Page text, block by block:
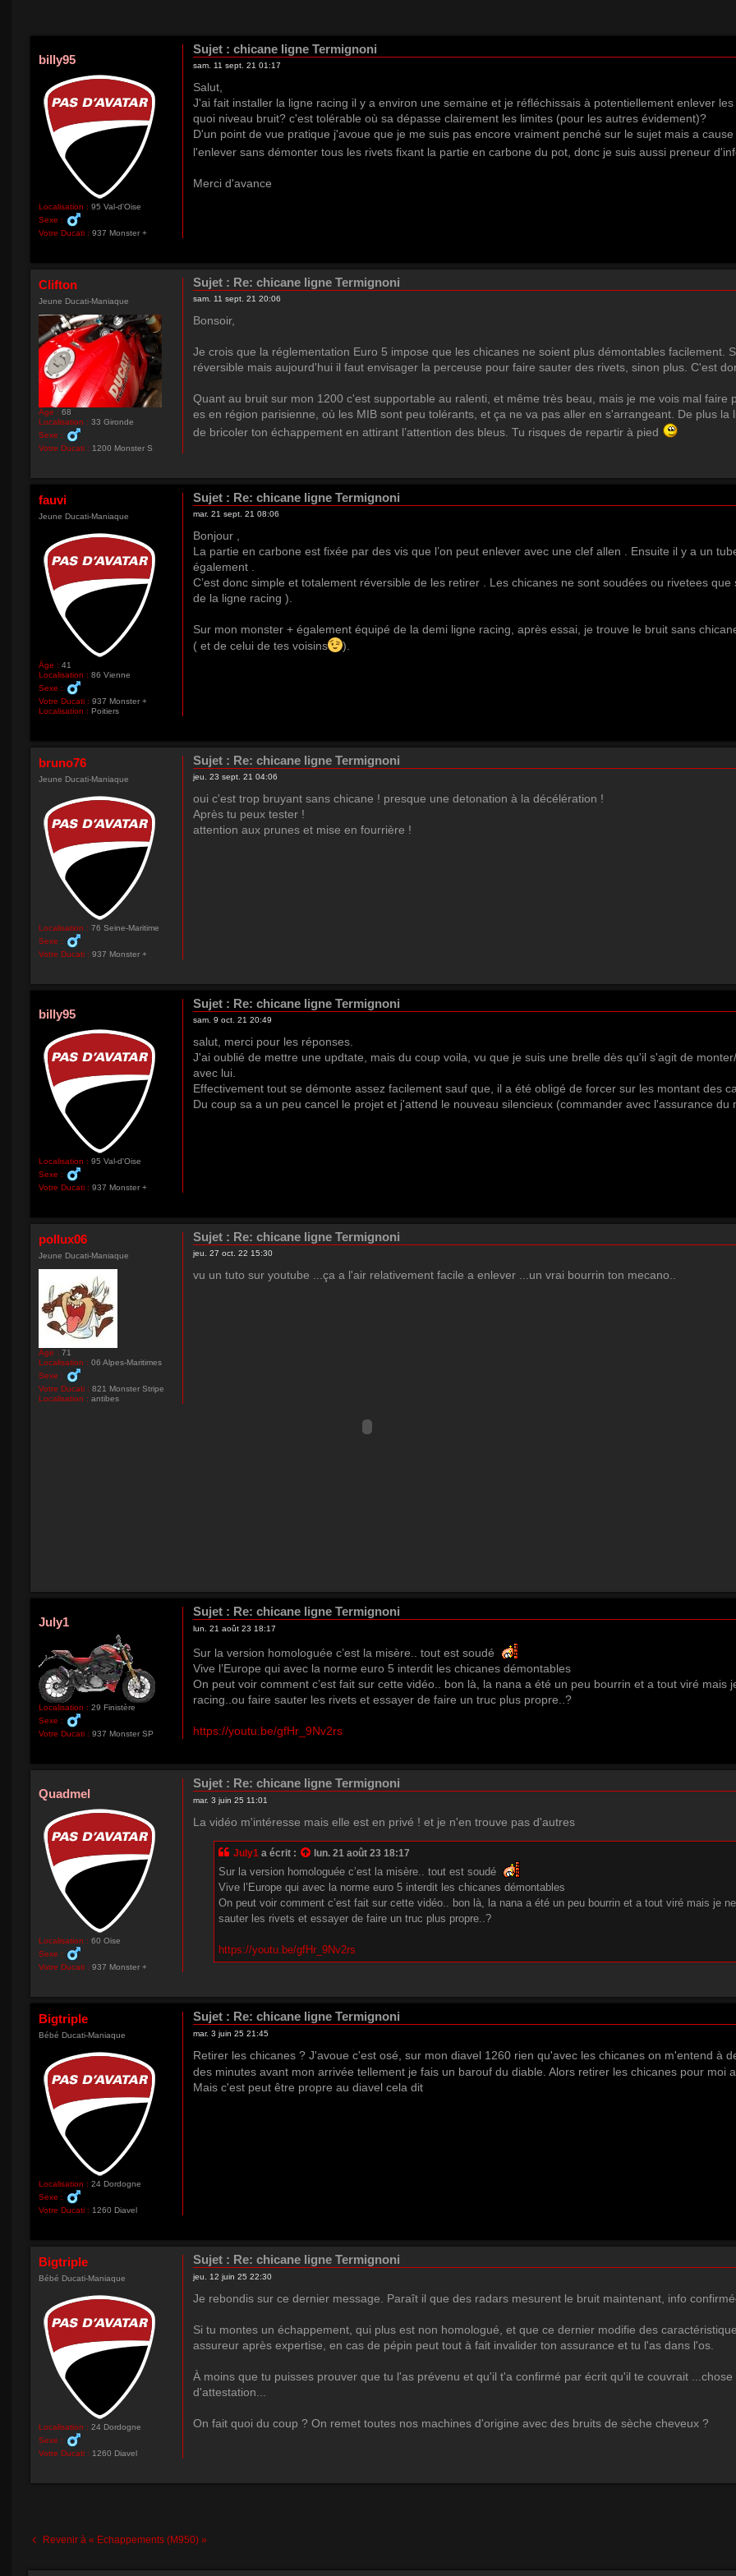
billy95
Localisation : 95 Val-d'Oise
Sexe :
Votre Ducati : 937 Monster +
Sujet : chicane ligne Termignoni
sam. 11 sept. 21 01:17
Salut,
J'ai fait installer la ligne racing il y a environ une semaine et je réfléchissais à potentiellement enlever
quoi niveau bruit? c'est tolérable où sa dépasse clairement les limites (pour les autres évidement)?
D'un point de vue pratique j'avoue que je me suis pas encore vraiment penché sur le sujet mais a
l'enlever sans démonter tous les rivets fixant la partie en carbone du pot, donc je suis aussi preneur
Merci d'avance
Clifton
Jeune Ducati-Maniaque
Âge : 68
Localisation : 33 Gironde
Sexe :
Votre Ducati : 1200 Monster S
Sujet : Re: chicane ligne Termignoni
sam. 11 sept. 21 20:06
Bonsoir,
Je crois que la réglementation Euro 5 impose que les chicanes ne soient plus démontables facilement.
réversible mais aujourd'hui il faut envisager la perceuse pour faire sauter des rivets, sinon plus. C'est
Quant au bruit sur mon 1200 c'est supportable au ralenti, et même très beau, mais je me vois mal
es en région parisienne, où les MIB sont peu tolérants, et ça ne va pas aller en s'arrangeant. De plus
de bricoler ton échappement en attirant l’attention des bleus. Tu risques de repartir à pied
fauvi
Jeune Ducati-Maniaque
Âge : 41
Localisation : 86 Vienne
Sexe :
Votre Ducati : 937 Monster +
Localisation : Poitiers
Sujet : Re: chicane ligne Termignoni
mar. 21 sept. 21 08:06
Bonjour ,
La partie en carbone est fixée par des vis que l’on peut enlever avec une clef allen . Ensuite il y a un
également .
C’est donc simple et totalement réversible de les retirer . Les chicanes ne sont soudées ou rivetees
de la ligne racing ).
Sur mon monster + également équipé de la demi ligne racing, après essai, je trouve le bruit sans
( et de celui de tes voisins
).
bruno76
Jeune Ducati-Maniaque
Localisation : 76 Seine-Maritime
Sexe :
Votre Ducati : 937 Monster +
Sujet : Re: chicane ligne Termignoni
jeu. 23 sept. 21 04:06
oui c'est trop bruyant sans chicane ! presque une detonation à la décélération !
Après tu peux tester !
attention aux prunes et mise en fourrière !
billy95
Localisation : 95 Val-d'Oise
Sexe :
Votre Ducati : 937 Monster +
Sujet : Re: chicane ligne Termignoni
sam. 9 oct. 21 20:49
salut, merci pour les réponses.
J'ai oublié de mettre une updtate, mais du coup voila, vu que je suis une brelle dès qu'il s'agit de
avec lui.
Effectivement tout se démonte assez facilement sauf que, il a été obligé de forcer sur les montant des
Du coup sa a un peu cancel le projet et j'attend le nouveau silencieux (commander avec l'assurance
pollux06
Jeune Ducati-Maniaque
Âge : 71
Localisation : 06 Alpes-Maritimes
Sexe :
Votre Ducati : 821 Monster Stripe
Localisation : antibes
Sujet : Re: chicane ligne Termignoni
jeu. 27 oct. 22 15:30
vu un tuto sur youtube ...ça a l'air relativement facile a enlever ...un vrai bourrin ton mecano..
July1
Localisation : 29 Finistère
Sexe :
Votre Ducati : 937 Monster SP
Sujet : Re: chicane ligne Termignoni
lun. 21 août 23 18:17
Sur la version homologuée c’est la misère.. tout est soudé
Vive l’Europe qui avec la norme euro 5 interdit les chicanes démontables
On peut voir comment c’est fait sur cette vidéo.. bon là, la nana a été un peu bourrin et a tout viré
racing..ou faire sauter les rivets et essayer de faire un truc plus propre..?
https://youtu.be/gfHr_9Nv2rs
Quadmel
Localisation : 60 Oise
Sexe :
Votre Ducati : 937 Monster +
Sujet : Re: chicane ligne Termignoni
mar. 3 juin 25 11:01
La vidéo m'intéresse mais elle est en privé ! et je n'en trouve pas d'autres
July1a écrit : lun. 21 août 23 18:17
Sur la version homologuée c’est la misère.. tout est soudé
Vive l’Europe qui avec la norme euro 5 interdit les chicanes démontables
On peut voir comment c’est fait sur cette vidéo.. bon là, la nana a été un peu bourrin et a tout viré mais je
sauter les rivets et essayer de faire un truc plus propre..?
https://youtu.be/gfHr_9Nv2rs
Bigtriple
Bébé Ducati-Maniaque
Localisation : 24 Dordogne
Sexe :
Votre Ducati : 1260 Diavel
Sujet : Re: chicane ligne Termignoni
mar. 3 juin 25 21:45
Retirer les chicanes ? J'avoue c'est osé, sur mon diavel 1260 rien qu'avec les chicanes on m'entend à
des minutes avant mon arrivée tellement je fais un barouf du diable. Alors retirer les chicanes pour moi
Mais c'est peut être propre au diavel cela dit
Bigtriple
Bébé Ducati-Maniaque
Localisation : 24 Dordogne
Sexe :
Votre Ducati : 1260 Diavel
Sujet : Re: chicane ligne Termignoni
jeu. 12 juin 25 22:30
Je rebondis sur ce dernier message. Paraît il que des radars mesurent le bruit maintenant, info
Si tu montes un échappement, qui plus est non homologué, et que ce dernier modifie des
assureur après expertise, en cas de pépin peut tout à fait invalider ton assurance et tu l'as dans l'os.
À moins que tu puisses prouver que tu l'as prévenu et qu'il t'a confirmé par écrit qu'il te couvrait
d'attestation...
On fait quoi du coup ? On remet toutes nos machines d'origine avec des bruits de sèche cheveux ?
Revenir à « Echappements (M950) »